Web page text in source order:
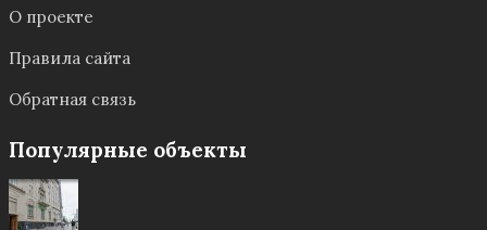
О проекте
Правила сайта
Обратная связь
Популярные объекты